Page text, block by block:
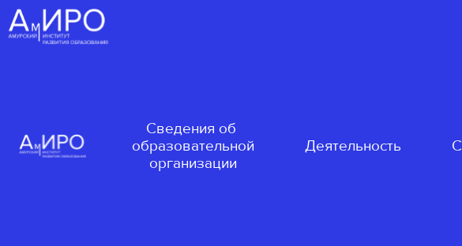
Сведения об
образовательной
организации
Деятельность